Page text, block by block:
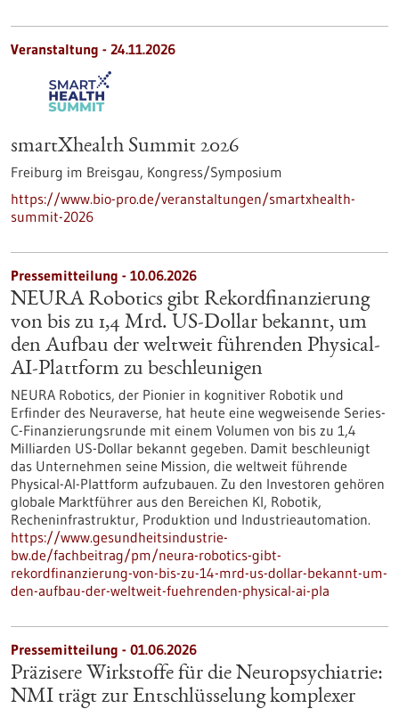
Veranstaltung - 24.11.2026
smartXhealth Summit 2026
Freiburg im Breisgau, Kongress/Symposium
https://www.bio-pro.de/veranstaltungen/smartxhealth-
summit-2026
Pressemitteilung - 10.06.2026
NEURA Robotics gibt Rekordfinanzierung
von bis zu 1,4 Mrd. US-Dollar bekannt, um
den Aufbau der weltweit führenden Physical-
AI-Plattform zu beschleunigen
NEURA Robotics, der Pionier in kognitiver Robotik und
Erfinder des Neuraverse, hat heute eine wegweisende Series-
C-Finanzierungsrunde mit einem Volumen von bis zu 1,4
Milliarden US-Dollar bekannt gegeben. Damit beschleunigt
das Unternehmen seine Mission, die weltweit führende
Physical-AI-Plattform aufzubauen. Zu den Investoren gehören
globale Marktführer aus den Bereichen KI, Robotik,
Recheninfrastruktur, Produktion und Industrieautomation.
https://www.gesundheitsindustrie-
bw.de/fachbeitrag/pm/neura-robotics-gibt-
rekordfinanzierung-von-bis-zu-14-mrd-us-dollar-bekannt-um-
den-aufbau-der-weltweit-fuehrenden-physical-ai-pla
Pressemitteilung - 01.06.2026
Präzisere Wirkstoffe für die Neuropsychiatrie:
NMI trägt zur Entschlüsselung komplexer